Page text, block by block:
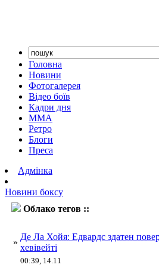
Головна
Новини
Фотогалерея
Відео боїв
Кадри дня
ММА
Ретро
Блоги
Преса
Адмінка
Новини боксу
Облако тегов ::
»
Де Ла Хойя: Едвардс здатен
хевівейті
00:39, 14.11